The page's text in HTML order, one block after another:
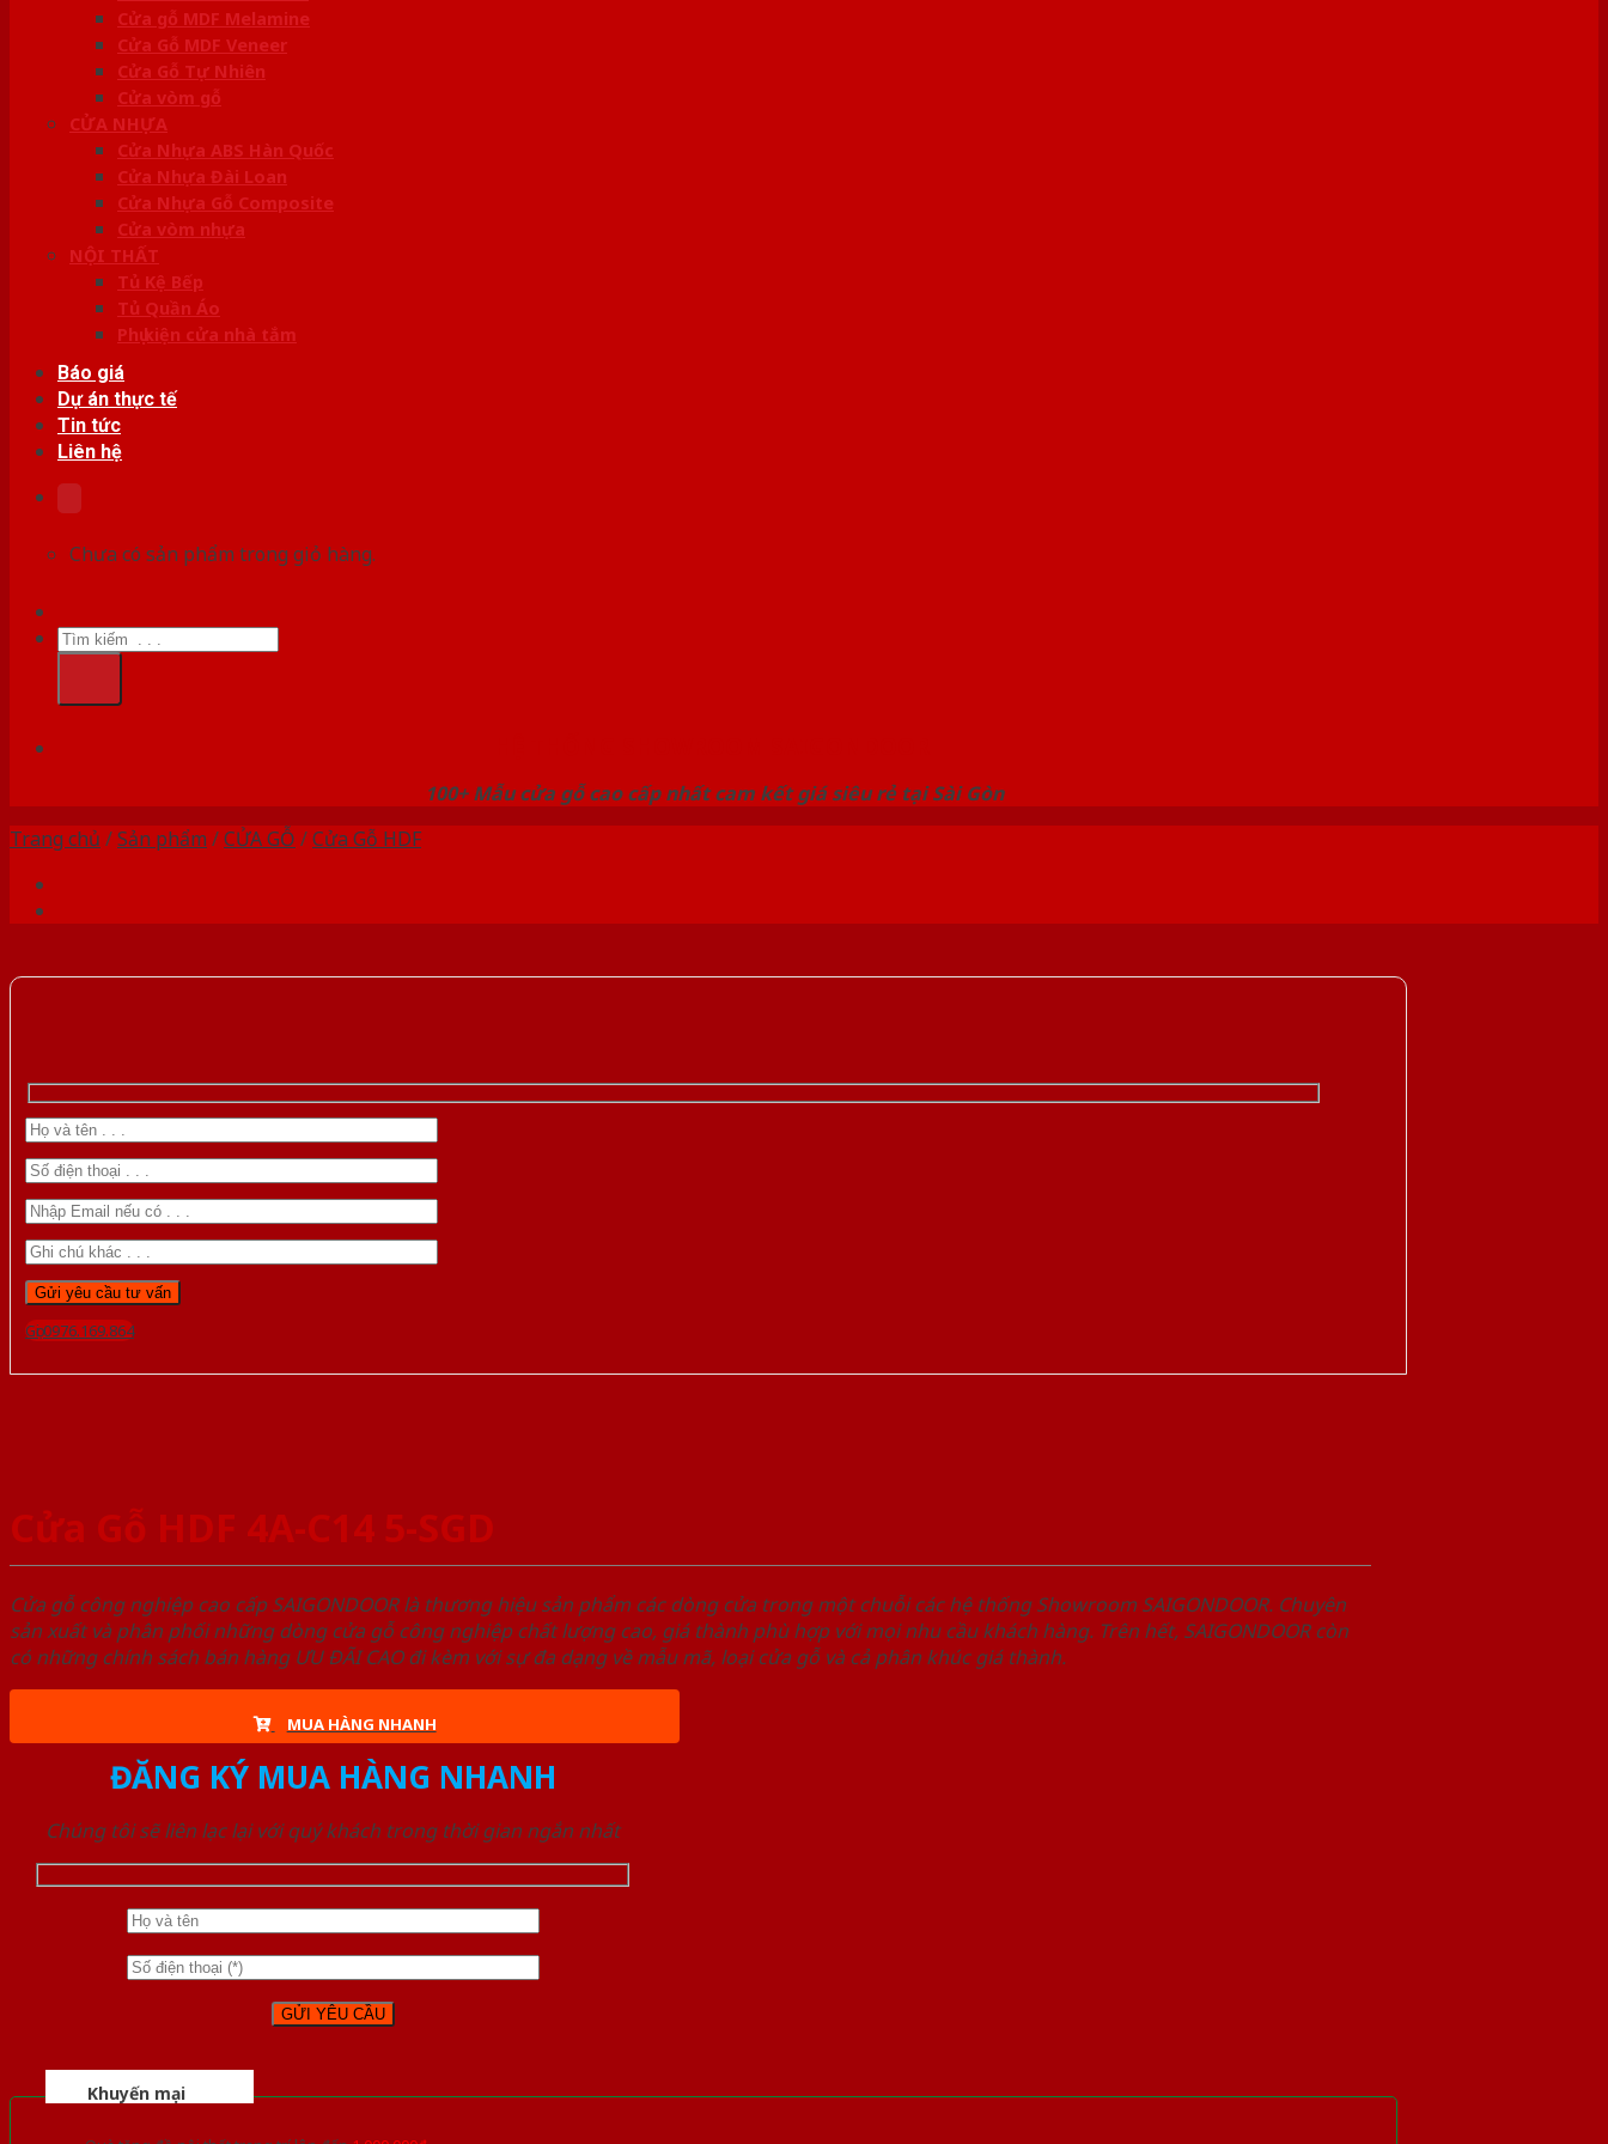
Cửa gỗ MDF Melamine
Cửa Gỗ MDF Veneer
Cửa Gỗ Tự Nhiên
Cửa vòm gỗ
CỬA NHỰA
Cửa Nhựa ABS Hàn Quốc
Cửa Nhựa Đài Loan
Cửa Nhựa Gỗ Composite
Cửa vòm nhựa
NỘI THẤT
Tủ Kệ Bếp
Tủ Quần Áo
Phụ kiện cửa nhà tắm
Báo giá
Dự án thực tế
Tin tức
Liên hệ
Chưa có sản phẩm trong giỏ hàng.
Tìm
kiếm:
100+ Mẫu cửa gỗ cao cấp nhất cam kết giá siêu rẻ tại Sài Gòn
Trang chủ /Sản phẩm /CỬA GỖ /Cửa Gỗ HDF
Gọi 0976.169.864
Cửa Gỗ HDF 4A-C14 5-SGD
Cửa gỗ công nghiệp cao cấp SAIGONDOOR là thương hiệu sản phẩm các dòng cửa trong một chuỗi các hệ thống Showroom SAIGONDOOR. Chuyên
sản xuất và phân phối những dòng cửa gỗ công nghiệp chất lượng cao, giá thành phù hợp với mọi nhu cầu khách hàng. Trên hết, SAIGONDOOR còn
có những chính sách bán hàng ƯU ĐÃI CAO đi kèm với sự đa dạng về mẫu mã, loại cửa gỗ và cả phân khúc giá thành.
MUA HÀNG NHANH
ĐĂNG KÝ MUA HÀNG NHANH
Chúng tôi sẽ liên lạc lại với quý khách trong thời gian ngắn nhất
Khuyến mại